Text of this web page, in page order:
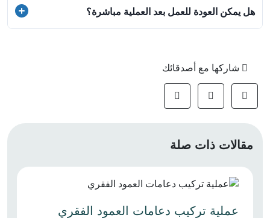
بشكل عام، تكون عملية غضروف الرقبة بالمنظار أقل إيلامًا من
الجراحة التقليدية بفضل استخدام الشقوق الصغيرة وتقنيات
هل يمكن العودة للعمل بعد العملية مباشرة؟
يُنصح بالابتعاد عن الأنشطة البدنية الشاقة في الأسابيع الأولى
بعد الجراحة.
شاركها مع أصدقائك
مقالات ذات صلة
عملية تركيب دعامات العمود الفقري